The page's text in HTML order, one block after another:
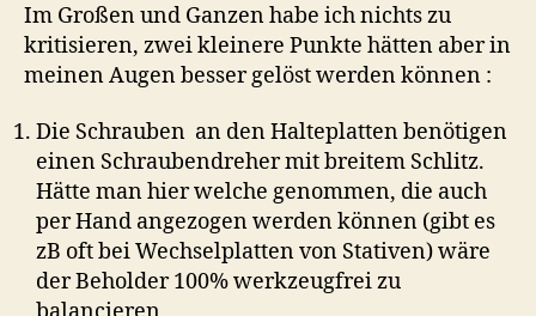
Im Großen und Ganzen habe ich nichts zu
kritisieren, zwei kleinere Punkte hätten aber in
meinen Augen besser gelöst werden können :
Die Schrauben an den Halteplatten benötigen
einen Schraubendreher mit breitem Schlitz.
Hätte man hier welche genommen, die auch
per Hand angezogen werden können (gibt es
zB oft bei Wechselplatten von Stativen) wäre
der Beholder 100% werkzeugfrei zu